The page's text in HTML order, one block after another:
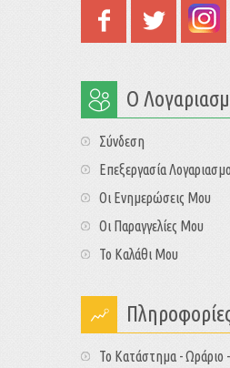
Ο
Σύνδεση
Επεξεργασία
Οι Ενημερώσεις Μου
Οι Παραγγελίες Μου
Το Καλάθι Μου
Το Κατάστημα - Ωράριο